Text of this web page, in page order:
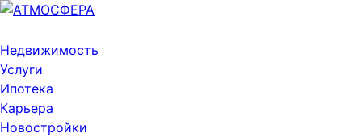
Недвижимость
Услуги
Ипотека
Карьера
Новостройки